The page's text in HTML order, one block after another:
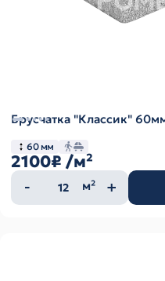
Брусчатка "Классик"
60 мм
2100₽ /м²
Количество
товара
м²